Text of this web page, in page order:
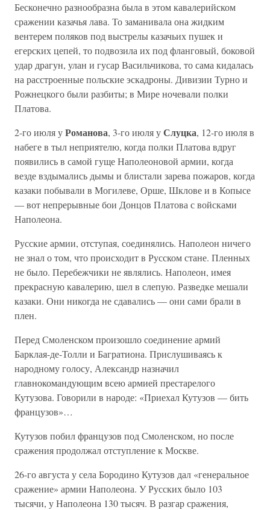
Бесконечно разнообразна была в этом кавалерийском
сражении казачья лава. То заманивала она жидким
вентерем поляков под выстрелы казачьих пушек и
егерских цепей, то подвозила их под фланговый, боковой
удар драгун, улан и гусар Васильчикова, то сама кидалась
на расстроенные польские эскадроны. Дивизии Турно и
Рожнецкого были разбиты; в Мире ночевали полки
Платова.
2-го июля уРоманова, 3-го июля уСлуцка, 12-го июля в
набеге в тыл неприятелю, когда полки Платова вдруг
появились в самой гуще Наполеоновой армии, когда
везде вздымались дымы и блистали зарева пожаров, когда
казаки побывали в Могилеве, Орше, Шклове и в Копысе
— вот непрерывные бои Донцов Платова с войсками
Наполеона.
Русские армии, отступая, соединялись. Наполеон ничего
не знал о том, что происходит в Русском стане. Пленных
не было. Перебежчики не являлись. Наполеон, имея
прекрасную кавалерию, шел в слепую. Разведке мешали
казаки. Они никогда не сдавались — они сами брали в
плен.
Перед Смоленском произошло соединение армий
Барклая-де-Толли и Багратиона. Прислушиваясь к
народному голосу, Александр назначил
главнокомандующим всею армией престарелого
Кутузова. Говорили в народе: «Приехал Кутузов — бить
французов»…
Кутузов побил французов под Смоленском, но после
сражения продолжал отступление к Москве.
26-го августа у села Бородино Кутузов дал «генеральное
сражение» армии Наполеона. У Русских было 103
тысячи, у Наполеона 130 тысяч. В разгар сражения,